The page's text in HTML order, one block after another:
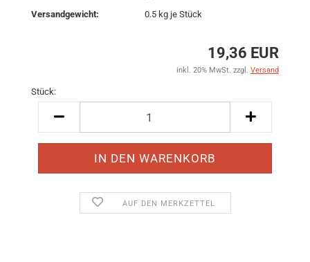
Versandgewicht:
0.5 kg je Stück
19,36 EUR
inkl. 20% MwSt. zzgl. Versand
Stück:
AUF DEN MERKZETTEL